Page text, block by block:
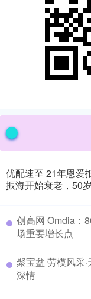
优配速至 21年恩爱
振海开始衰老，50
创高网 Omdia：
场重要增长点
聚宝盆 劳模风采
深情